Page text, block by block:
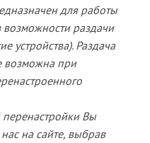
для работы
возможности раздачи
устройства). Раздача
возможна при
Вы
на сайте, выбрав